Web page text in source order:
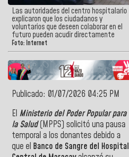
Las autoridades del centro hospitalario
explicaron que los ciudadanos y
voluntarios que deseen colaborar en el
futuro pueden acudir directamente
Foto: Internet
Publicado: 01/07/2026 04:25 PM
El Ministerio del Poder Popular para
la Salud(MPPS) solicitó una pausa
temporal a los donantes debido a
que el Banco de Sangre del Hospital